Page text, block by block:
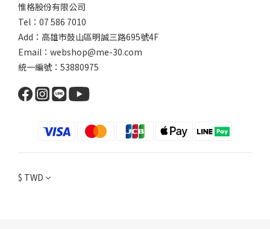
惟格股份有限公司
Tel：07 586 7010
Add： 高雄市鼓山區明誠三路695號4F
Email：webshop@me-30.com
統一編號：53880975
$ TWD